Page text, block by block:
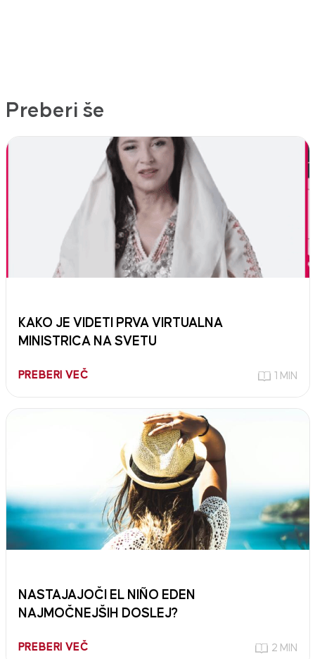
Preberi še
KAKO JE VIDETI PRVA VIRTUALNA
MINISTRICA NA SVETU
PREBERI VEČ 1 MIN
NASTAJAJOČI EL NIÑO EDEN
NAJMOČNEJŠIH DOSLEJ?
PREBERI VEČ 2 MIN